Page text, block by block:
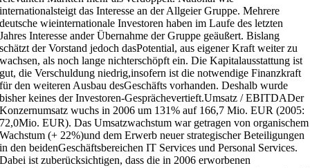
internationalsteigt das Interesse an der Allgeier Gruppe. Mehrere
deutsche wieinternationale Investoren haben im Laufe des letzten
Jahres Interesse ander Übernahme der Gruppe geäußert. Bislang
schätzt der Vorstand jedoch dasPotential, aus eigener Kraft weiter zu
wachsen, als noch lange nichterschöpft ein. Die Kapitalausstattung ist
gut, die Verschuldung niedrig,insofern ist die notwendige Finanzkraft
für den weiteren Ausbau desGeschäfts vorhanden. Deshalb wurde
bisher keines der Investoren-Gesprächevertieft.Umsatz / EBITDADer
Konzernumsatz wuchs in 2006 um 131% auf 166,7 Mio. EUR (2005:
72,0Mio. EUR). Das Umsatzwachstum war getragen von organischem
Wachstum (+ 22%)und dem Erwerb neuer strategischer Beteiligungen
in den beidenGeschäftsbereichen IT Services und Personal Services.
Dabei ist zuberücksichtigen, dass die in 2006 erworbenen